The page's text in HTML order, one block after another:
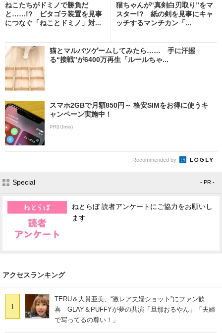
ねこたちがドミノで勝負だ
と……!? ピタゴラ装置を見事
につなぐ「ねことドミノ」対...
猫ちゃんが“真剣白刃取り”をマ
スター!? 紙の剣を見事にキャ
ッチするマンチカン「...
猫とマルバツゲームしてみたら…… 手に汗握
る“接戦”が6400万再生「ルールちゃ...
スマホ2GBで月額850円～ 格安SIMをお得に使うキ
ャンペーン実施中！
PR(IIJmio)
Recommended by
Special - PR -
ねとらぼ 読者アンケートにご協力をお願いし
ます
アクセスランキング
1
TERU＆大貫亜美、“激レア夫婦ショット”にファン歓
喜 GLAY＆PUFFYが夢の共演「旦那おるやん」「夫婦
で写ってるの尊い！」